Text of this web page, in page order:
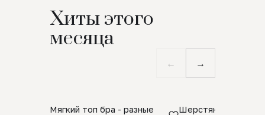
Хиты этого
месяца
← →
Мягкий топ бра - разные
Шерстяной свитер